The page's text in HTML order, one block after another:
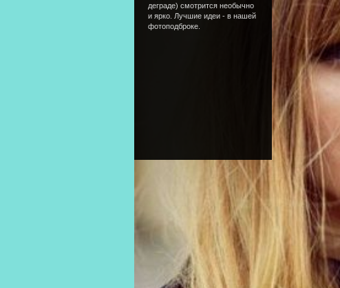
деграде) смотрится необычно
и ярко. Лучшие идеи - в нашей
фотоподброке.